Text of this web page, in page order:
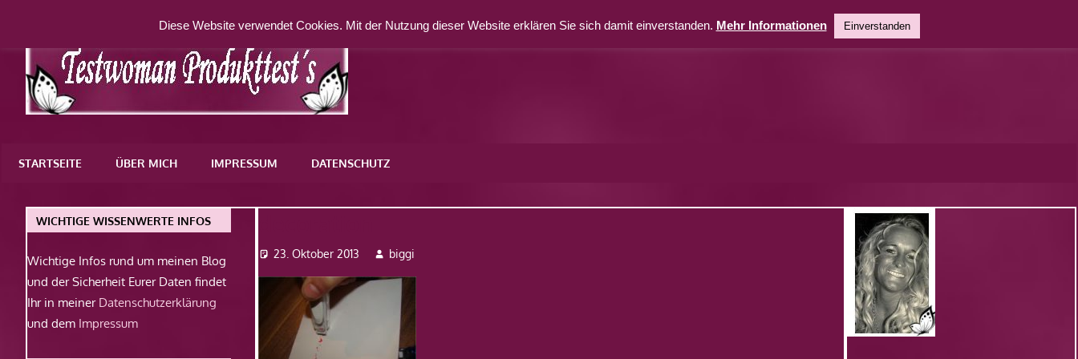
springen
WordPress-
STARTSEITE ÜBER MICH IMPRESSUM DATENSCHUTZ
23. Oktober 2013 biggi
WICHTIGE WISSENWERTE INFOS
Wichtige Infos rund um meinen Blog
und der Sicherheit Eurer Daten findet
Ihr in meiner Datenschutzerklärung
und dem Impressum
Diese Website verwendet Cookies. Mit der Nutzung dieser Website erklären Sie sich damit einverstanden. Mehr Informationen Einverstanden